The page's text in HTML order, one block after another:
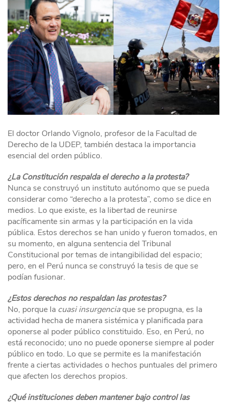
El doctor Orlando Vignolo, profesor de la Facultad de
Derecho de la UDEP, también destaca la importancia
esencial del orden público.
¿La Constitución respalda el derecho a la protesta?
Nunca se construyó un instituto autónomo que se pueda
considerar como “derecho a la protesta”, como se dice en
medios. Lo que existe, es la libertad de reunirse
pacíficamente sin armas y la participación en la vida
pública. Estos derechos se han unido y fueron tomados, en
su momento, en alguna sentencia del Tribunal
Constitucional por temas de intangibilidad del espacio;
pero, en el Perú nunca se construyó la tesis de que se
podían fusionar.
¿Estos derechos no respaldan las protestas?
No, porque la cuasi insurgenciaque se propugna, es la
actividad hecha de manera sistémica y planificada para
oponerse al poder público constituido. Eso, en Perú, no
está reconocido; uno no puede oponerse siempre al poder
público en todo. Lo que se permite es la manifestación
frente a ciertas actividades o hechos puntuales del primero
que afecten los derechos propios.
¿Qué instituciones deben mantener bajo control las